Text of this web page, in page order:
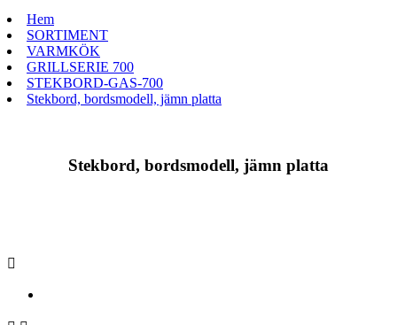
Hem
SORTIMENT
VARMKÖK
GRILLSERIE 700
STEKBORD-GAS-700
Stekbord, bordsmodell, jämn platta
Stekbord, bordsmodell, jämn platta
